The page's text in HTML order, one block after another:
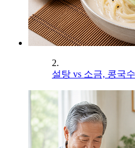
2.
설탕 vs 소금, 콩국